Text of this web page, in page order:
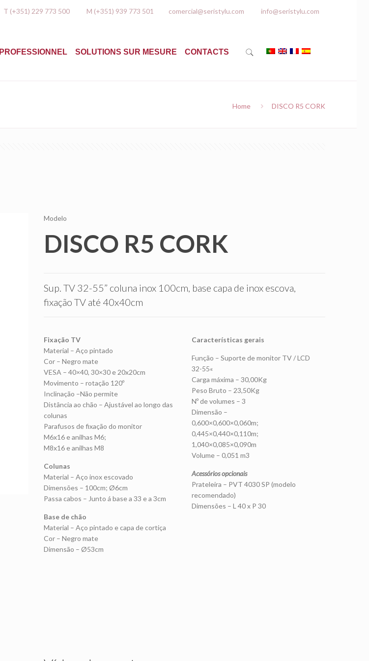
T (+351) 229 773 500 M (+351) 939 773 501 comercial@seristylu.com info@seristylu.com
PROFESSIONNEL SOLUTIONS SUR MESURE CONTACTS
Home DISCO R5 CORK
Modelo
DISCO R5 CORK
Sup. TV 32-55” coluna inox 100cm, base capa de inox escova,
fixação TV até 40x40cm
Fixação TV
Material – Aço pintado
Cor – Negro mate
VESA – 40×40, 30×30 e 20x20cm
Movimento – rotação 120º
Inclinação –Não permite
Distância ao chão – Ajustável ao longo das
colunas
Parafusos de fixação do monitor
M6x16 e anilhas M6;
M8x16 e anilhas M8
Colunas
Material – Aço inox escovado
Dimensões – 100cm; Ø6cm
Passa cabos – Junto á base a 33 e a 3cm
Base de chão
Material – Aço pintado e capa de cortiça
Cor – Negro mate
Dimensão – Ø53cm
Características gerais
Função – Suporte de monitor TV / LCD
32-55«
Carga máxima – 30,00Kg
Peso Bruto – 23,50Kg
Nº de volumes – 3
Dimensão –
0,600×0,600×0,060m;
0,445×0,440×0,110m;
1,040×0,085×0,090m
Volume – 0,051 m3
Acessórios opcionais
Prateleira – PVT 4030 SP (modelo
recomendado)
Dimensões – L 40 x P 30